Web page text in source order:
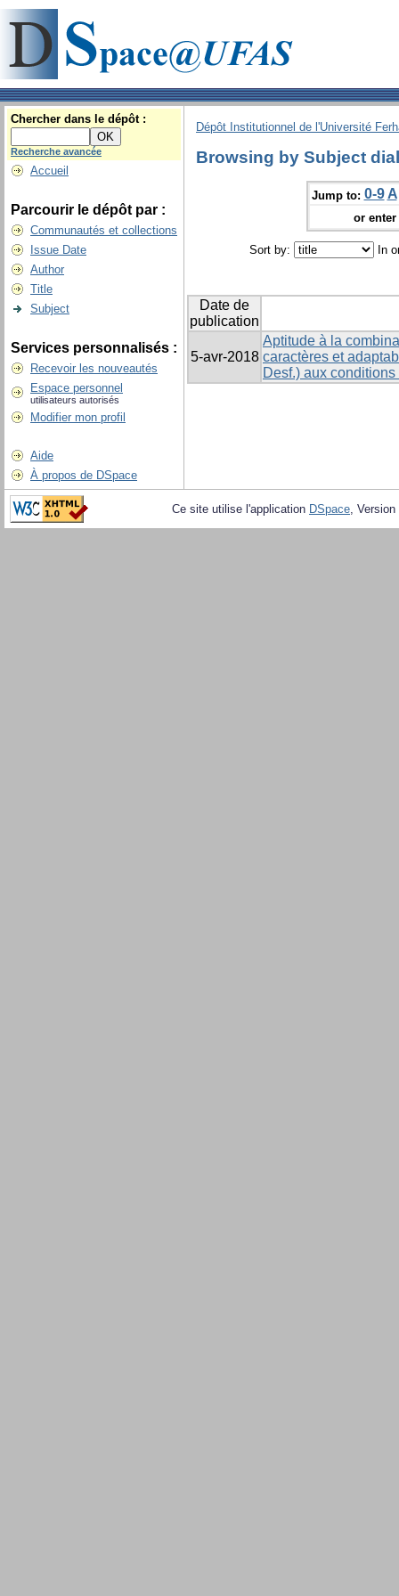
Chercher dans le dépôt :
Recherche avancée
Accueil
Parcourir le dépôt par :
Communautés et collections
Issue Date
Author
Title
Subject
Services personnalisés :
Recevoir les nouveautés
Espace personnel
utilisateurs autorisés
Modifier mon profil
Aide
À propos de DSpace
Dépôt Institutionnel de l'Université
Browsing by Subject
Jump to: 0-9 A
or
Sort by: In
Date de
publication
5-avr-2018
Aptitude à la
caractères et
Desf.) aux
Ce site utilise l'application DSpace,